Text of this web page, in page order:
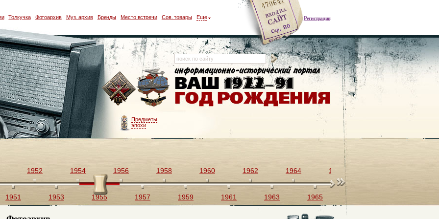
Регистрация
Толкучка Фотоархив Муз. архив Бренды Место встречи Сов. товары Еще
Предметы
эпохи
1951
1952
1953
1954
1955
1956
1957
1958
1959
1960
1961
1962
1963
1964
1965
1966